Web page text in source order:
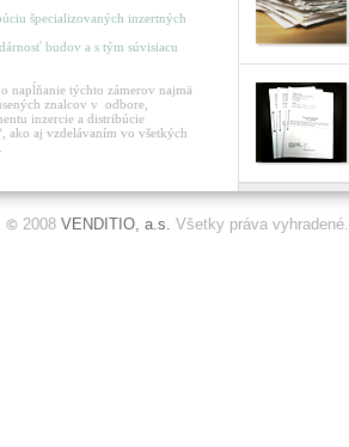
špecializovaných inzertných
budov a s tým súvisiacu
napĺňanie týchto zámerov najmä
znalcov v odbore,
inzercie a distribúcie
ako aj vzdelávaním vo všetkých
2008 VENDITIO, a.s. Všetky práva vyhradené.